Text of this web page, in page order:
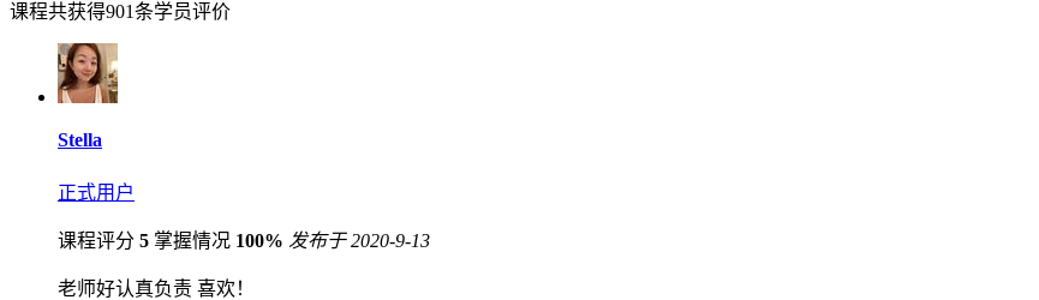
课程共获得901条学员评价
Stella
正式用户
课程评分 5 掌握情况 100% 发布于 2020-9-13
老师好认真负责 喜欢！